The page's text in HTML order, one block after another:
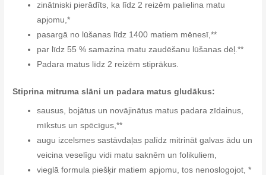
zinātniski pierādīts, ka līdz 2 reizēm palielina matu
apjomu,*
pasargā no lūšanas līdz 1400 matiem mēnesī,**
par līdz 55 % samazina matu zaudēšanu lūšanas dēļ.**
Padara matus līdz 2 reizēm stiprākus.
Stiprina mitruma slāni un padara matus gludākus:
sausus, bojātus un novājinātus matus padara zīdainus,
mīkstus un spēcīgus,**
augu izcelsmes sastāvdaļas palīdz mitrināt galvas ādu un
veicina veselīgu vidi matu saknēm un folikuliem,
vieglā formula piešķir matiem apjomu, tos nenoslogojot, *